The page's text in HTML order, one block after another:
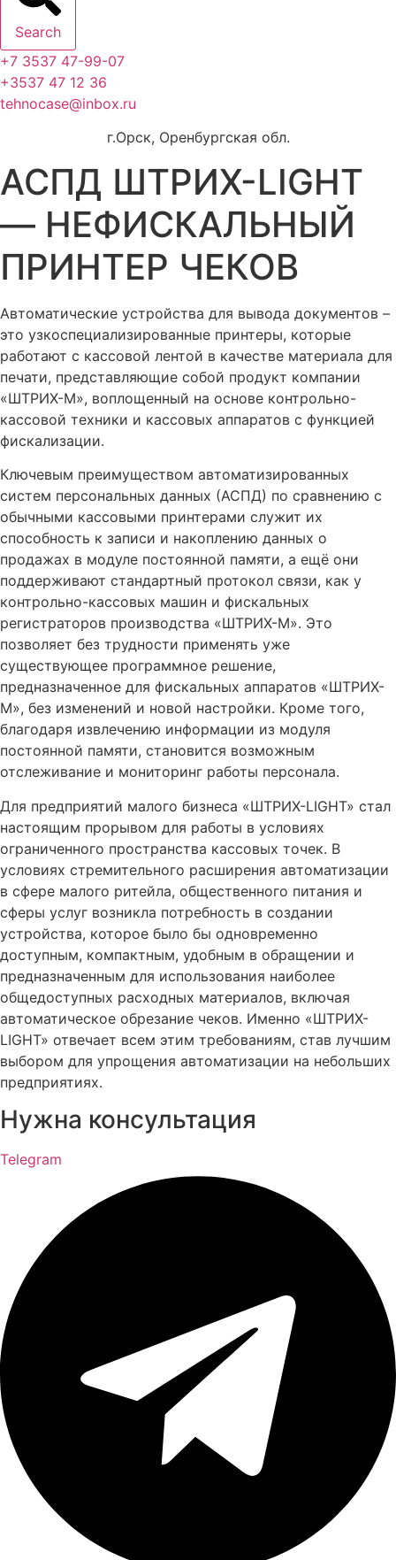
Search
+7 3537 47-99-07
+3537 47 12 36
tehnocase@inbox.ru
г.Орск, Оренбургская обл.
АСПД ШТРИХ-LIGHT
— НЕФИСКАЛЬНЫЙ
ПРИНТЕР ЧЕКОВ
Автоматические устройства для вывода документов –
это узкоспециализированные принтеры, которые
работают с кассовой лентой в качестве материала для
печати, представляющие собой продукт компании
«ШТРИХ-М», воплощенный на основе контрольно-
кассовой техники и кассовых аппаратов с функцией
фискализации.
Ключевым преимуществом автоматизированных
систем персональных данных (АСПД) по сравнению с
обычными кассовыми принтерами служит их
способность к записи и накоплению данных о
продажах в модуле постоянной памяти, а ещё они
поддерживают стандартный протокол связи, как у
контрольно-кассовых машин и фискальных
регистраторов производства «ШТРИХ-М». Это
позволяет без трудности применять уже
существующее программное решение,
предназначенное для фискальных аппаратов «ШТРИХ-
М», без изменений и новой настройки. Кроме того,
благодаря извлечению информации из модуля
постоянной памяти, становится возможным
отслеживание и мониторинг работы персонала.
Для предприятий малого бизнеса «ШТРИХ-LIGHT» стал
настоящим прорывом для работы в условиях
ограниченного пространства кассовых точек. В
условиях стремительного расширения автоматизации
в сфере малого ритейла, общественного питания и
сферы услуг возникла потребность в создании
устройства, которое было бы одновременно
доступным, компактным, удобным в обращении и
предназначенным для использования наиболее
общедоступных расходных материалов, включая
автоматическое обрезание чеков. Именно «ШТРИХ-
LIGHT» отвечает всем этим требованиям, став лучшим
выбором для упрощения автоматизации на небольших
предприятиях.
Нужна консультация
Telegram